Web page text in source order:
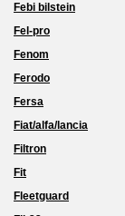
Febi bilstein
Fel-pro
Fenom
Ferodo
Fersa
Fiat/alfa/lancia
Filtron
Fit
Fleetguard